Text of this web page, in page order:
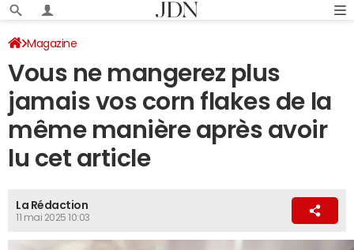
Magazine
Vous ne mangerez plus
jamais vos corn flakes de la
même manière après avoir
lu cet article
La Rédaction
11 mai 2025 10:03